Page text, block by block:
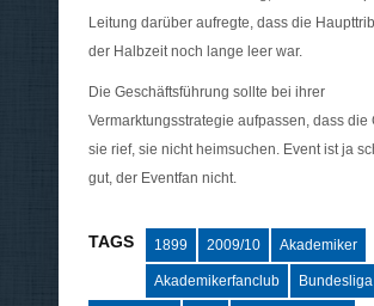
Leitung darüber aufregte, dass die
der Halbzeit noch lange leer war.
Die Geschäftsführung sollte bei ihrer
Vermarktungsstrategie aufpassen, dass die
sie rief, sie nicht heimsuchen. Event ist ja
gut, der Eventfan nicht.
TAGS 1899 2009/10 Akademiker
Akademikerfanclub Bundesliga